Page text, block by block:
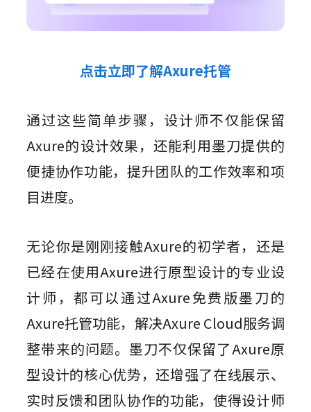
点击立即了解Axure托管
通过这些简单步骤，设计师不仅能保留
Axure的设计效果，还能利用墨刀提供的
便捷协作功能，提升团队的工作效率和项
目进度。
无论你是刚刚接触Axure的初学者，还是
已经在使用Axure进行原型设计的专业设
计师，都可以通过Axure免费版墨刀的
Axure托管功能，解决Axure Cloud服务调
整带来的问题。墨刀不仅保留了Axure原
型设计的核心优势，还增强了在线展示、
实时反馈和团队协作的功能，使得设计师